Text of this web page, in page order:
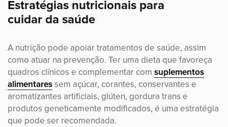
Estratégias nutricionais para
cuidar da saúde
A nutrição pode apoiar tratamentos de saúde, assim
como atuar na prevenção. Ter uma dieta que favoreça
quadros clínicos e complementar com suplementos
alimentaressem açúcar, corantes, conservantes e
aromatizantes artificiais, glúten, gordura trans e
produtos geneticamente modificados, é uma estratégia
que pode ser recomendada.